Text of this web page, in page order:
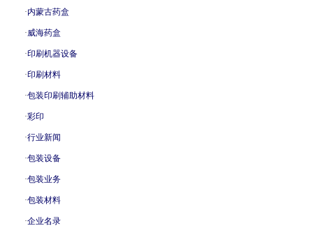
·内蒙古药盒
·威海药盒
·印刷机器设备
·印刷材料
·包装印刷辅助材料
·彩印
·行业新闻
·包装设备
·包装业务
·包装材料
·企业名录